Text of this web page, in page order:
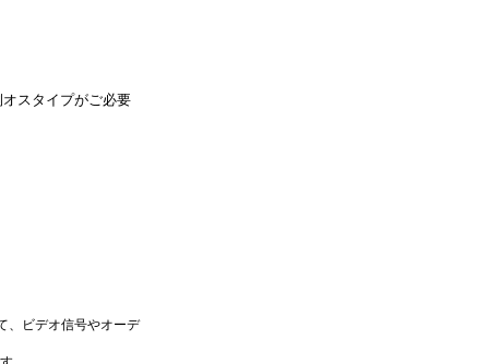
スタイプがご必要
、ビデオ信号やオーデ